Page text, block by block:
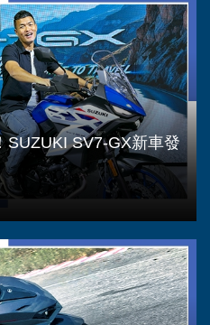
SUZUKI SV7-GX新車發